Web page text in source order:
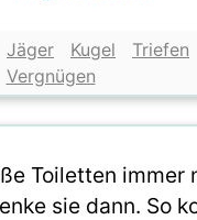
Jäger Kugel
Triefen
Vergnügen
Toiletten immer
sie dann. So